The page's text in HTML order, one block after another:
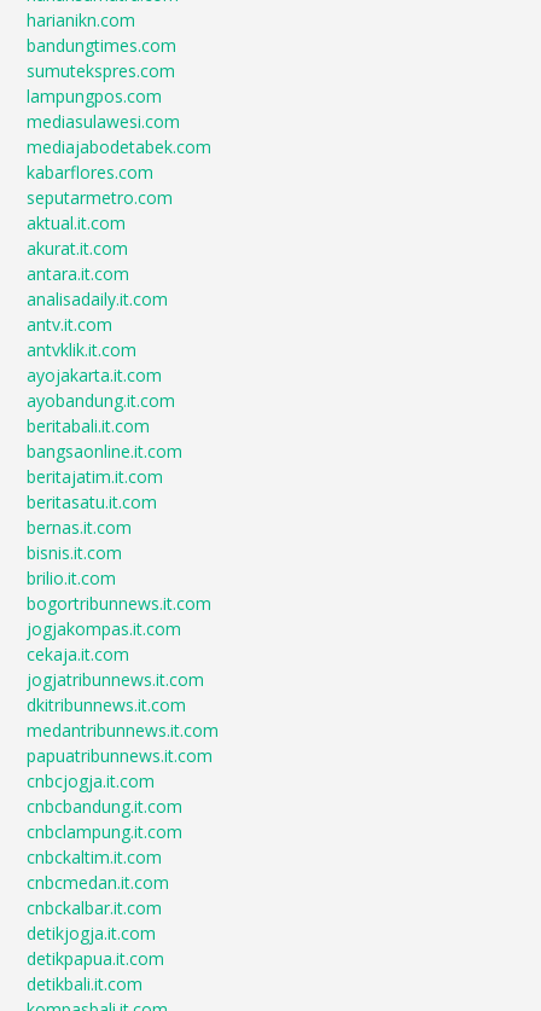
harianikn.com
bandungtimes.com
sumutekspres.com
lampungpos.com
mediasulawesi.com
mediajabodetabek.com
kabarflores.com
seputarmetro.com
aktual.it.com
akurat.it.com
antara.it.com
analisadaily.it.com
antv.it.com
antvklik.it.com
ayojakarta.it.com
ayobandung.it.com
beritabali.it.com
bangsaonline.it.com
beritajatim.it.com
beritasatu.it.com
bernas.it.com
bisnis.it.com
brilio.it.com
bogortribunnews.it.com
jogjakompas.it.com
cekaja.it.com
jogjatribunnews.it.com
dkitribunnews.it.com
medantribunnews.it.com
papuatribunnews.it.com
cnbcjogja.it.com
cnbcbandung.it.com
cnbclampung.it.com
cnbckaltim.it.com
cnbcmedan.it.com
cnbckalbar.it.com
detikjogja.it.com
detikpapua.it.com
detikbali.it.com